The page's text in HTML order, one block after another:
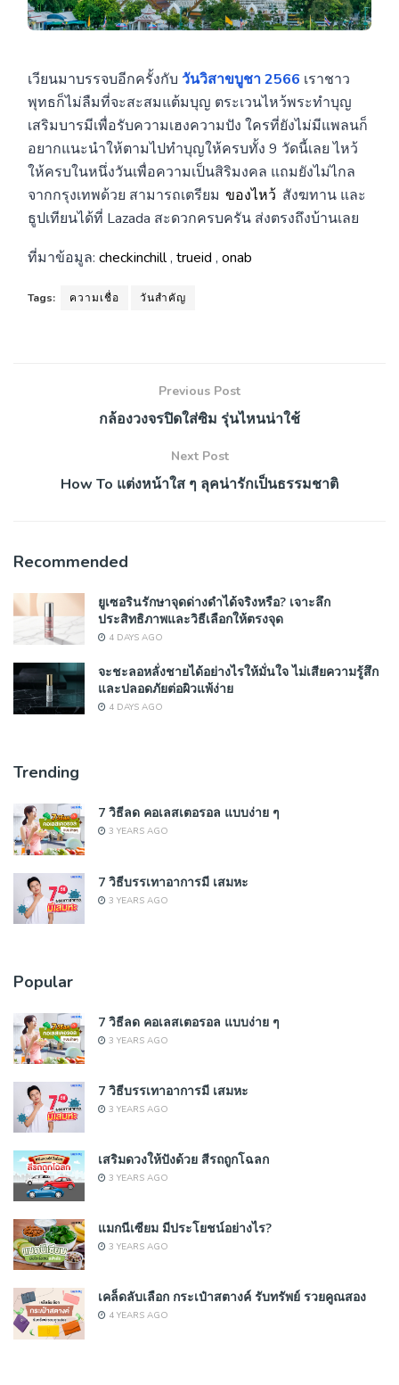
เวียนมาบรรจบอีกครั้งกับ วันวิสาขบูชา 2566 เราชาว
พุทธก็ไม่ลืมที่จะสะสมแต้มบุญ ตระเวนไหว้พระทำบุญ
เสริมบารมีเพื่อรับความเฮงความปัง ใครที่ยังไม่มีแพลนก็
อยากแนะนำให้ตามไปทำบุญให้ครบทั้ง 9 วัดนี้เลย ไหว้
ให้ครบในหนึ่งวันเพื่อความเป็นสิริมงคล แถมยังไม่ไกล
จากกรุงเทพด้วย สามารถเตรียม ของไหว้ สังฆทาน และ
ธูปเทียนได้ที่ Lazada สะดวกครบครัน ส่งตรงถึงบ้านเลย
ที่มาข้อมูล: checkinchill, trueid , onab
Tags: ความเชื่อ วันสำคัญ
Previous Post
กล้องวงจรปิดใส่ซิม รุ่นไหนน่าใช้
Next Post
How To แต่งหน้าใส ๆ ลุคน่ารักเป็นธรรมชาติ
Recommended
ยูเซอรินรักษาจุดด่างดำได้จริงหรือ? เจาะลึก
ประสิทธิภาพและวิธีเลือกให้ตรงจุด
4 DAYS AGO
จะชะลอหลั่งชายได้อย่างไรให้มั่นใจ ไม่เสียความรู้สึก
และปลอดภัยต่อผิวแพ้ง่าย
4 DAYS AGO
Trending
7 วิธีลด คอเลสเตอรอล แบบง่าย ๆ
3 YEARS AGO
7 วิธีบรรเทาอาการมี เสมหะ
3 YEARS AGO
Popular
7 วิธีลด คอเลสเตอรอล แบบง่าย ๆ
3 YEARS AGO
7 วิธีบรรเทาอาการมี เสมหะ
3 YEARS AGO
เสริมดวงให้ปังด้วย สีรถถูกโฉลก
3 YEARS AGO
แมกนีเซียม มีประโยชน์อย่างไร?
3 YEARS AGO
เคล็ดลับเลือก กระเป๋าสตางค์ รับทรัพย์ รวยคูณสอง
4 YEARS AGO